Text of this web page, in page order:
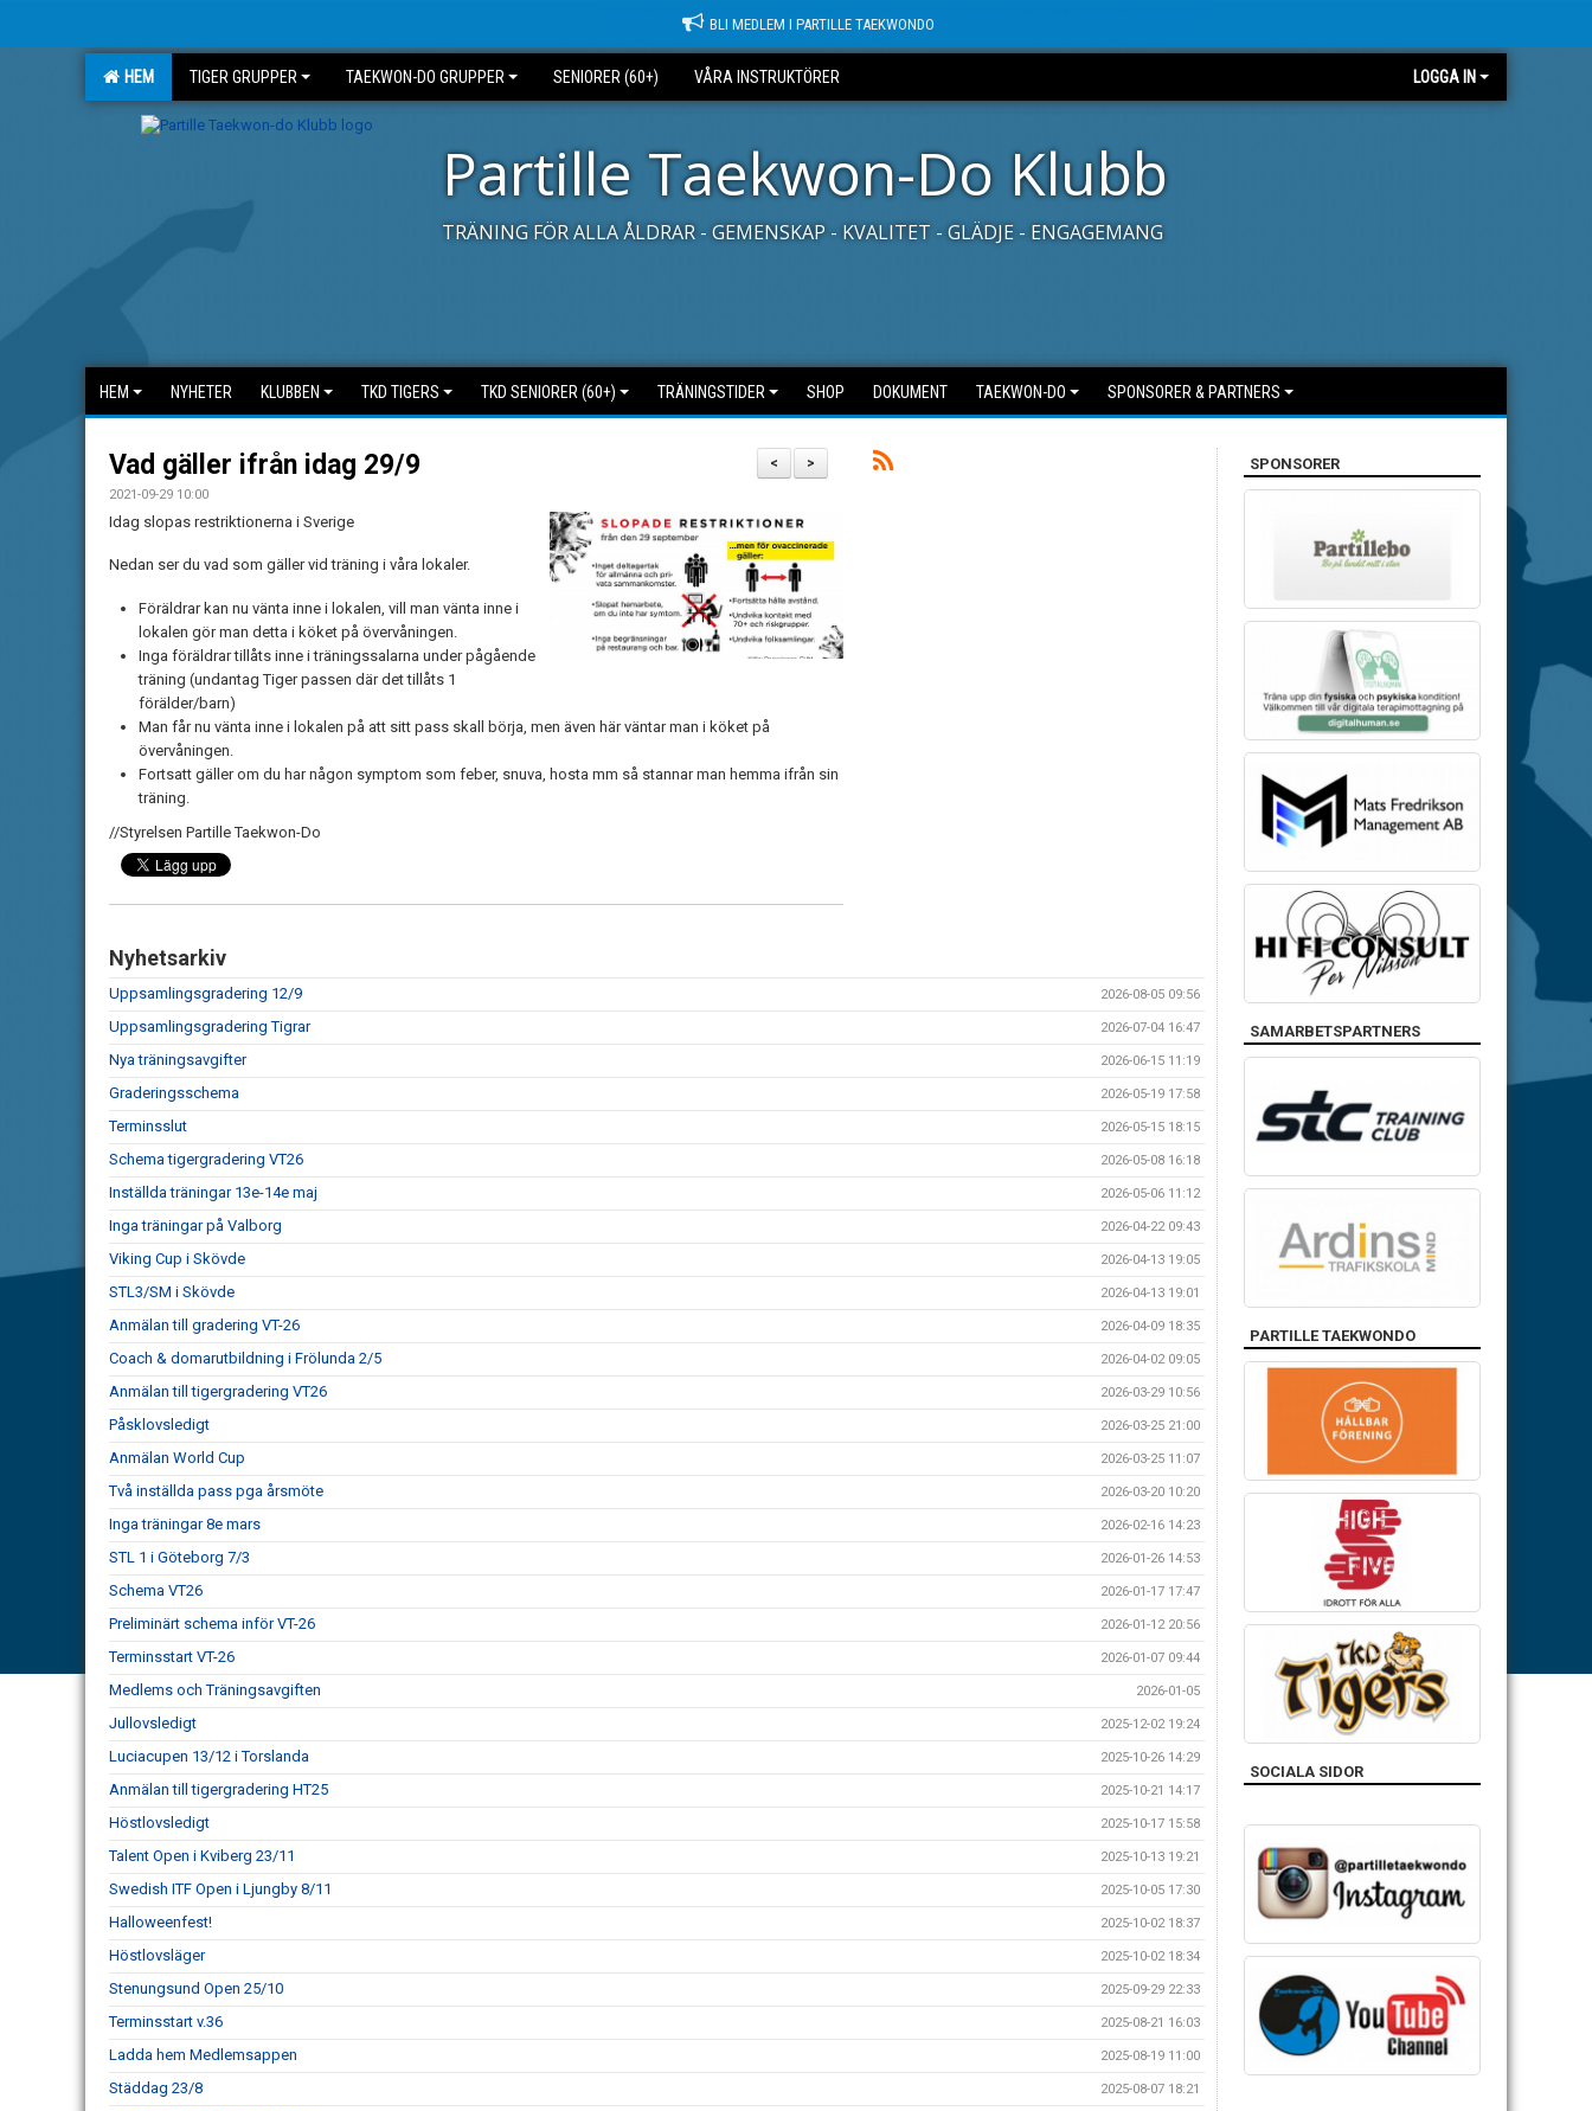
BLI MEDLEM I PARTILLE TAEKWONDO
HEM TIGER GRUPPER TAEKWON-DO GRUPPER SENIORER (60+) VÅRA INSTRUKTÖRER LOGGA IN
Partille Taekwon-Do Klubb
TRÄNING FÖR ALLA ÅLDRAR - GEMENSKAP - KVALITET - GLÄDJE - ENGAGEMANG
HEM NYHETER KLUBBEN TKD TIGERS TKD SENIORER (60+) TRÄNINGSTIDER SHOP DOKUMENT TAEKWON-DO SPONSORER & PARTNERS
>
<
Vad gäller ifrån idag 29/9
2021-09-29 10:00
Idag slopas restriktionerna i Sverige
Nedan ser du vad som gäller vid träning i våra lokaler.
Föräldrar kan nu vänta inne i lokalen, vill man vänta inne i
lokalen gör man detta i köket på övervåningen.
Inga föräldrar tillåts inne i träningssalarna under pågående
träning (undantag Tiger passen där det tillåts 1
förälder/barn)
Man får nu vänta inne i lokalen på att sitt pass skall börja, men även här väntar man i köket på
övervåningen.
Fortsatt gäller om du har någon symptom som feber, snuva, hosta mm så stannar man hemma ifrån sin
träning.
//Styrelsen Partille Taekwon-Do
Nyhetsarkiv
Uppsamlingsgradering 12/9 2026-08-05 09:56
Uppsamlingsgradering Tigrar 2026-07-04 16:47
Nya träningsavgifter 2026-06-15 11:19
Graderingsschema 2026-05-19 17:58
Terminsslut 2026-05-15 18:15
Schema tigergradering VT26 2026-05-08 16:18
Inställda träningar 13e-14e maj 2026-05-06 11:12
Inga träningar på Valborg 2026-04-22 09:43
Viking Cup i Skövde 2026-04-13 19:05
STL3/SM i Skövde 2026-04-13 19:01
Anmälan till gradering VT-26 2026-04-09 18:35
Coach & domarutbildning i Frölunda 2/5 2026-04-02 09:05
Anmälan till tigergradering VT26 2026-03-29 10:56
Påsklovsledigt 2026-03-25 21:00
Anmälan World Cup 2026-03-25 11:07
Två inställda pass pga årsmöte 2026-03-20 10:20
Inga träningar 8e mars 2026-02-16 14:23
STL 1 i Göteborg 7/3 2026-01-26 14:53
Schema VT26 2026-01-17 17:47
Preliminärt schema inför VT-26 2026-01-12 20:56
Terminsstart VT-26 2026-01-07 09:44
Medlems och Träningsavgiften 2026-01-05
Jullovsledigt 2025-12-02 19:24
Luciacupen 13/12 i Torslanda 2025-10-26 14:29
Anmälan till tigergradering HT25 2025-10-21 14:17
Höstlovsledigt 2025-10-17 15:58
Talent Open i Kviberg 23/11 2025-10-13 19:21
Swedish ITF Open i Ljungby 8/11 2025-10-05 17:30
Halloweenfest! 2025-10-02 18:37
Höstlovsläger 2025-10-02 18:34
Stenungsund Open 25/10 2025-09-29 22:33
Terminsstart v.36 2025-08-21 16:03
Ladda hem Medlemsappen 2025-08-19 11:00
Städdag 23/8 2025-08-07 18:21
SPONSORER
SAMARBETSPARTNERS
PARTILLE TAEKWONDO
SOCIALA SIDOR